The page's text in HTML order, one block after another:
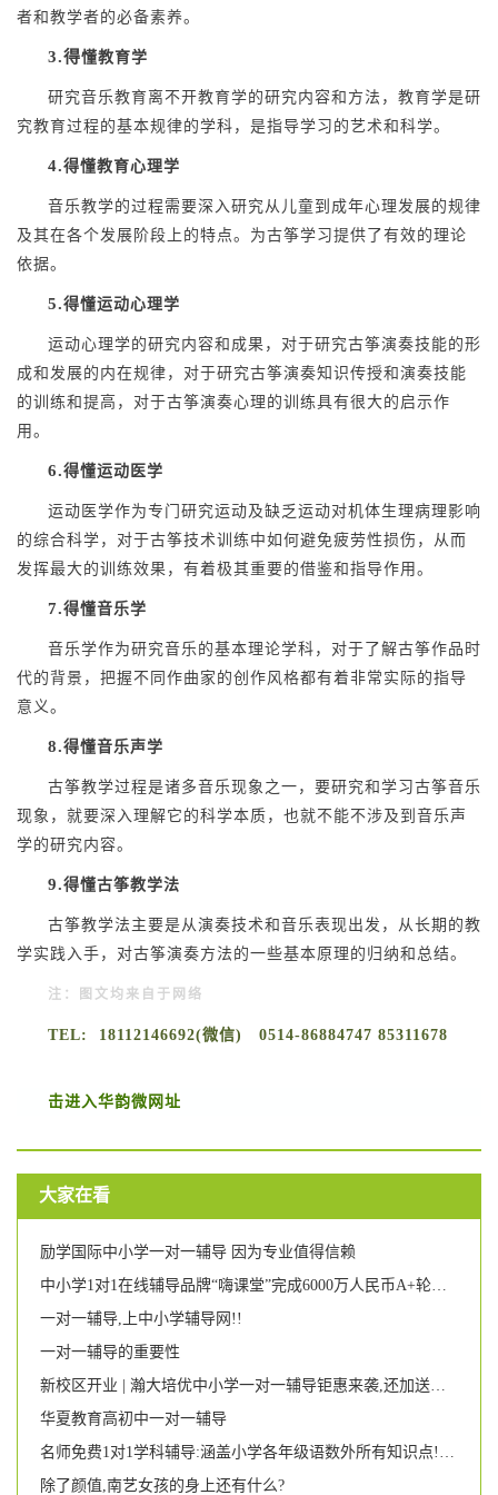
者和教学者的必备素养。
3.得懂教育学
研究音乐教育离不开教育学的研究内容和方法，教育学是研
究教育过程的基本规律的学科，是指导学习的艺术和科学。
4.得懂教育心理学
音乐教学的过程需要深入研究从儿童到成年心理发展的规律
及其在各个发展阶段上的特点。为古筝学习提供了有效的理论
依据。
5.得懂运动心理学
运动心理学的研究内容和成果，对于研究古筝演奏技能的形
成和发展的内在规律，对于研究古筝演奏知识传授和演奏技能
的训练和提高，对于古筝演奏心理的训练具有很大的启示作
用。
6.得懂运动医学
运动医学作为专门研究运动及缺乏运动对机体生理病理影响
的综合科学，对于古筝技术训练中如何避免疲劳性损伤，从而
发挥最大的训练效果，有着极其重要的借鉴和指导作用。
7.得懂音乐学
音乐学作为研究音乐的基本理论学科，对于了解古筝作品时
代的背景，把握不同作曲家的创作风格都有着非常实际的指导
意义。
8.得懂音乐声学
古筝教学过程是诸多音乐现象之一，要研究和学习古筝音乐
现象，就要深入理解它的科学本质，也就不能不涉及到音乐声
学的研究内容。
9.得懂古筝教学法
古筝教学法主要是从演奏技术和音乐表现出发，从长期的教
学实践入手，对古筝演奏方法的一些基本原理的归纳和总结。
注：图文均来自于网络
TEL: 18112146692(微信) 0514-86884747 85311678
击进入华韵微网址
大家在看
励学国际中小学一对一辅导 因为专业值得信赖
中小学1对1在线辅导品牌“嗨课堂”完成6000万人民币A+轮融资,基因资本、亦联资本投资
一对一辅导,上中小学辅导网!!
一对一辅导的重要性
新校区开业 | 瀚大培优中小学一对一辅导钜惠来袭,还加送晚辅班!
华夏教育高初中一对一辅导
名师免费1对1学科辅导:涵盖小学各年级语数外所有知识点!更有学科诊断和学习规划建议给到你!
除了颜值,南艺女孩的身上还有什么?